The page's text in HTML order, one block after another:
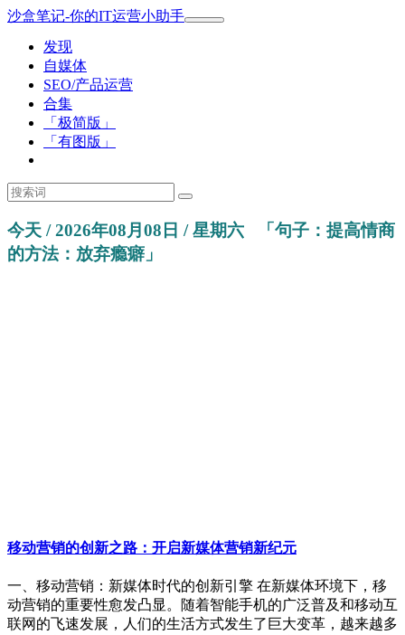
沙盒笔记-你的IT运营小助手
发现
自媒体
SEO/产品运营
合集
「极简版」
「有图版」
今天 / 2026年08月08日 / 星期六 「句子： 提高情商
的方法：放弃瘾癖 」
移动营销的创新之路：开启新媒体营销新纪元
一、移动营销：新媒体时代的创新引擎 在新媒体环境下，移
动营销的重要性愈发凸显。随着智能手机的广泛普及和移动互
联网的飞速发展，人们的生活方式发生了巨大变革，越来越多